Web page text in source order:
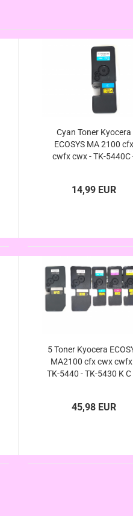
Cyan Toner Kyocera
ECOSYS MA 2100 cfx
cwfx cwx - TK-5440C
14,99 EUR
5 Toner Kyocera
MA2100 cfx cwx cwfx
TK-5440 - TK-5430 K C
45,98 EUR